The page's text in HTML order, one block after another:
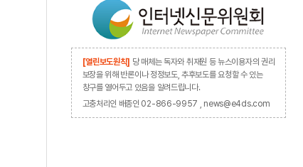
[열린보도원칙] 당 매체는 독자와 취재원 등 뉴스이용자의 권리
보장을 위해 반론이나 정정보도, 추후보도를 요청할 수 있는
창구를 열어두고 있음을 알려드립니다.
고충처리인 배종인 02-866-9957 , news@e4ds.com